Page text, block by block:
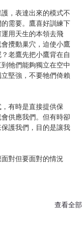
，表達出來的模式不
需要。鷹喜好訓練下
用天生的本領去飛
攪動巢穴，迫使小鷹
老鷹先把小鷹背在自
牠們能夠獨立在空中
堅強，不要牠們倚賴
有時是直接提供保
供應我們。但有時卻
護我們，目的是讓我
對但要面對的情況
查看全部